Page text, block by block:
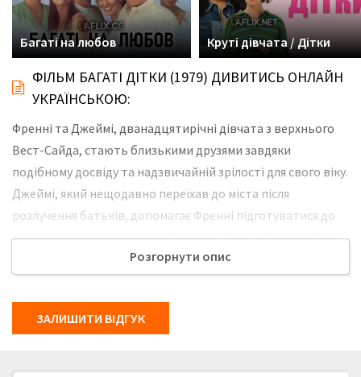
Багаті на любов Круті дівчата / Дітки
ФІЛЬМ БАГАТІ ДІТКИ (1979) ДИВИТИСЬ ОНЛАЙН
УКРАЇНСЬКОЮ:
Френні та Джеймі, дванадцятирічні дівчата з верхнього
Вест-Сайда, стають близькими друзями завдяки
подібному досвіду та надзвичайній зрілості для свого віку.
Джеймі, який нещодавно переїхав до міста після
розлучення батьків, допомагає Френні підготуватися до
неминучого розпаду власної родини. Френні спостерігає
за дивними нічними поверненнями батька і відчуває, що
Джеймі впевнено пояснює переваги того, щоб бути»
дитиною з розлученої сім'ї", і поступово допомагає
Розгорнути опис
ЗАЛИШИТИ ВІДГУК